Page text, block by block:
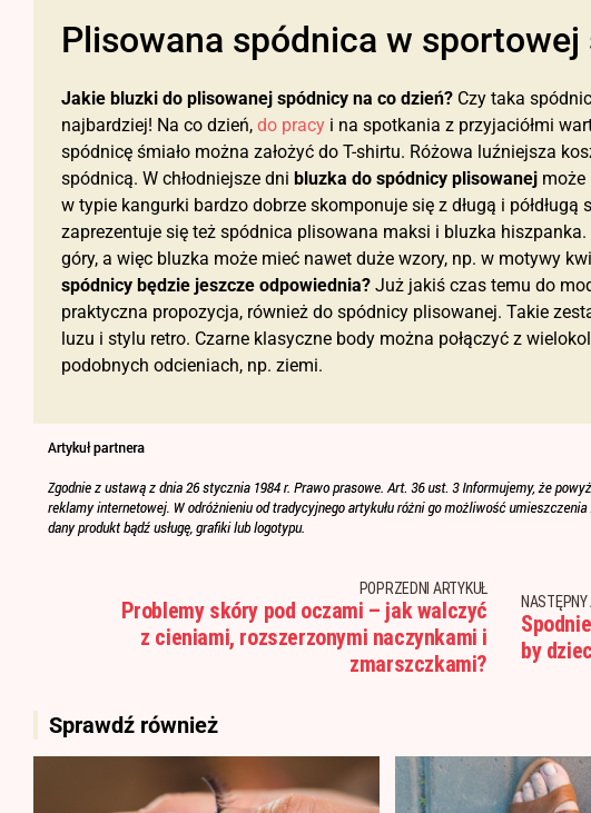
Plisowana spódnica w
Jakie bluzki do plisowanej spódnicy na co dzień? Czy taka
najbardziej! Na co dzień, do pracy i na spotkania z przyjaciółmi
spódnicę śmiało można założyć do T-shirtu. Różowa luźniejsza
spódnicą. W chłodniejsze dni bluzka do spódnicy plisowanej może
w typie kangurki bardzo dobrze skomponuje się z długą i
zaprezentuje się też spódnica plisowana maksi i bluzka
góry, a więc bluzka może mieć nawet duże wzory, np. w motywy
spódnicy będzie jeszcze odpowiednia? Już jakiś czas temu do
praktyczna propozycja, również do spódnicy plisowanej. Takie
luzu i stylu retro. Czarne klasyczne body można połączyć z
podobnych odcieniach, np. ziemi.
POPRZEDNI ARTYKUŁ
Problemy skóry pod oczami – jak walczyć
z cieniami, rozszerzonymi naczynkami i
zmarszczkami?
NASTĘPNY
by
Sprawdź również